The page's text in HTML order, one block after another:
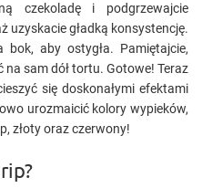
czekoladę i podgrzewajcie
uzyskacie gładką konsystencję.
bok, aby ostygła. Pamiętajcie,
na sam dół tortu. Gotowe! Teraz
się doskonałymi efektami
urozmaicić kolory wypieków,
złoty oraz czerwony!